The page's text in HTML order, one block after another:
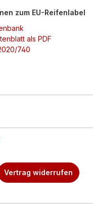
zum EU-Reifenlabel
als PDF
740
Vertrag widerrufen